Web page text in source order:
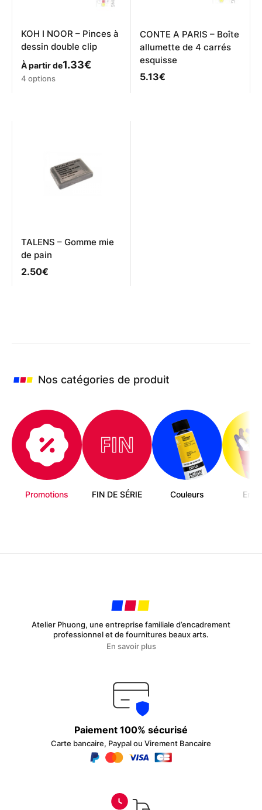
produit
KOH I NOOR – Pinces à
dessin double clip
À partir de1.33€
Ce
choisies
produit
4 options
CONTE A PARIS – Boîte
allumette de 4 carrés
esquisse
5.13€
TALENS – Gomme mie
de pain
2.50€
Nos catégories de produit
Promotions FIN DE SÉRIE Couleurs
Atelier Phuong, une entreprise familiale d’encadrement
professionnel et de fournitures beaux arts.
En savoir plus
Paiement 100% sécurisé
Carte bancaire, Paypal ou Virement Bancaire